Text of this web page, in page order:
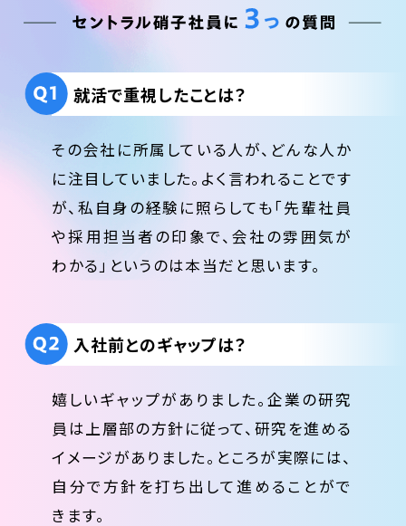
就活で重視したことは？
その会社に所属している人が、どんな人か
に注目していました。よく言われることです
が、私自身の経験に照らしても「先輩社員
や採用担当者の印象で、会社の雰囲気が
わかる」というのは本当だと思います。
入社前とのギャップは？
嬉しいギャップがありました。企業の研究
員は上層部の方針に従って、研究を進める
イメージがありました。ところが実際には、
自分で方針を打ち出して進めることがで
きます。